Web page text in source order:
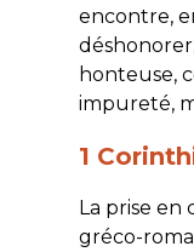
encontre,
honteuse,
impureté,
1
La prise
gréco-